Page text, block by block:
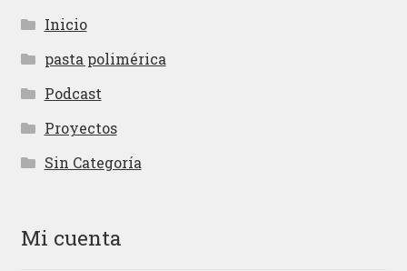
Inicio
pasta polimérica
Podcast
Proyectos
Sin Categoría
Mi cuenta